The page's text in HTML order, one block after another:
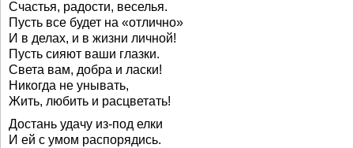
Счастья, радости, веселья.
Пусть все будет на «отлично»
И в делах, и в жизни личной!
Пусть сияют ваши глазки.
Света вам, добра и ласки!
Никогда не унывать,
Жить, любить и расцветать!
Достань удачу из-под елки
И ей с умом распорядись.